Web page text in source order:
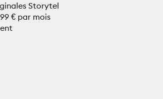
Storytel
€ par mois